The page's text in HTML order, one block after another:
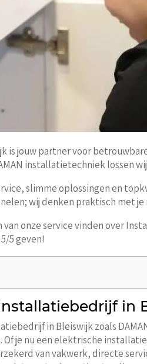
is jouw partner voor
installatietechniek lossen
slimme oplossingen en
wij denken praktisch met je
van onze service vinden over
5 geven!
in
in Bleiswijk zoals
Of je nu een elektrische
van vakwerk, directe